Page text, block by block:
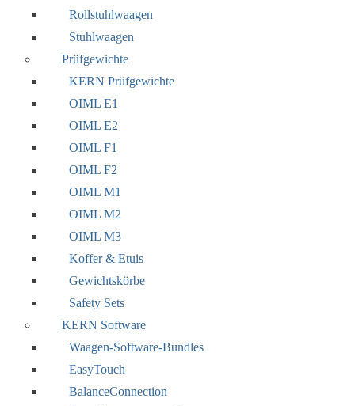
Rollstuhlwaagen
Stuhlwaagen
Prüfgewichte
KERN Prüfgewichte
OIML E1
OIML E2
OIML F1
OIML F2
OIML M1
OIML M2
OIML M3
Koffer & Etuis
Gewichtskörbe
Safety Sets
KERN Software
Waagen-Software-Bundles
EasyTouch
BalanceConnection